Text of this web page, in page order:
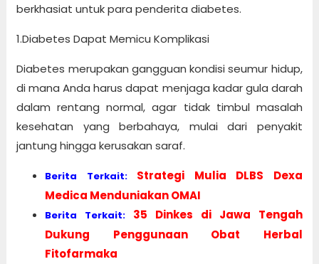
berkhasiat untuk para penderita diabetes.
1.Diabetes Dapat Memicu Komplikasi
Diabetes merupakan gangguan kondisi seumur hidup,
di mana Anda harus dapat menjaga kadar gula darah
dalam rentang normal, agar tidak timbul masalah
kesehatan yang berbahaya, mulai dari penyakit
jantung hingga kerusakan saraf.
Berita Terkait:
Strategi Mulia DLBS Dexa
Medica Menduniakan OMAI
Berita Terkait:
35 Dinkes di Jawa Tengah
Dukung Penggunaan Obat Herbal
Fitofarmaka